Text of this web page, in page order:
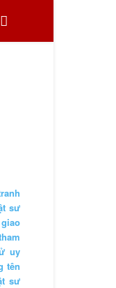
sư
uy
tên
sư